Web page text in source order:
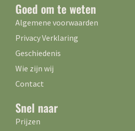
Goed om te weten
Algemene voorwaarden
Privacy Verklaring
Geschiedenis
Wie zijn wij
Contact
Snel naar
Prijzen